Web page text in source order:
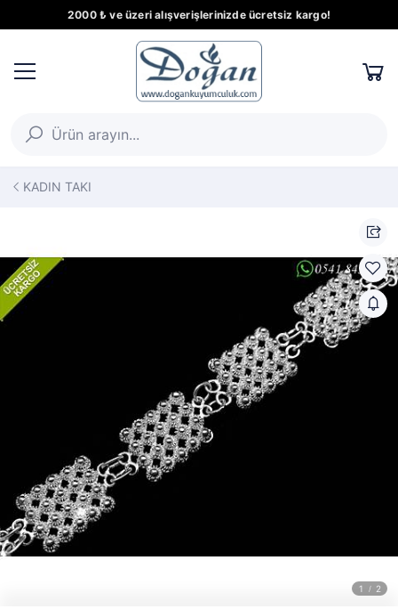
2000 ₺ ve üzeri alışverişlerinizde ücretsiz kargo!
KADIN TAKI